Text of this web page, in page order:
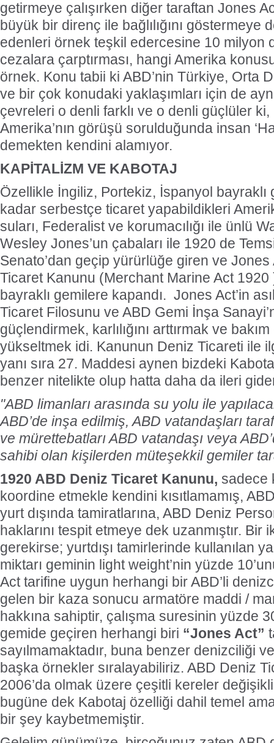
getirmeye çalışırken diğer taraftan Jones
büyük bir direnç ile bağlılığını göstermeye
edenleri örnek teşkil edercesine 10 milyon
cezalara çarptırması, hangi Amerika
örnek. Konu tabii ki ABD’nin Türkiye, Orta
ve bir çok konudaki yaklaşımları için de
çevreleri o denli farklı ve o denli güçlüler
Amerika’nın görüşü sorulduğunda insan
demekten kendini alamıyor.
KAPİTALİZM VE KABOTAJ
Özellikle İngiliz, Portekiz, İspanyol bayraklı
kadar serbestçe ticaret yapabildikleri
suları, Federalist ve korumacılığı ile ünlü
Wesley Jones’un çabaları ile 1920 de
Senato’dan geçip yürürlüğe giren ve
Ticaret Kanunu (Merchant Marine Act 1920
bayraklı gemilere kapandı. Jones Act’in
Ticaret Filosunu ve ABD Gemi İnşa
güçlendirmek, karlılığını arttırmak ve
yükseltmek idi. Kanunun Deniz Ticareti ile
yanı sıra 27. Maddesi aynen bizdeki
benzer nitelikte olup hatta daha da ileri
"ABD limanları arasında su yolu ile
ABD’de inşa edilmiş, ABD vatandaşları
ve mürettebatları ABD vatandaşı veya
sahibi olan kişilerden müteşekkil gemiler
1920 ABD Deniz Ticaret Kanunu, sadece
koordine etmekle kendini kısıtlamamış,
yurt dışında tamiratlarına, ABD Deniz
haklarını tespit etmeye dek uzanmıştır. Bir
gerekirse; yurtdışı tamirlerinde kullanılan
miktarı geminin light weight’nin yüzde
Act tarifine uygun herhangi bir ABD’li
gelen bir kaza sonucu armatöre maddi /
hakkına sahiptir, çalışma suresinin yüzde
gemide geçiren herhangi biri “Jones Act”
sayılmamaktadır, buna benzer denizciliği
başka örnekler sıralayabiliriz. ABD Deniz
2006’da olmak üzere çeşitli kereler
bugüne dek Kabotaj özelliği dahil temel
bir şey kaybetmemiştir.